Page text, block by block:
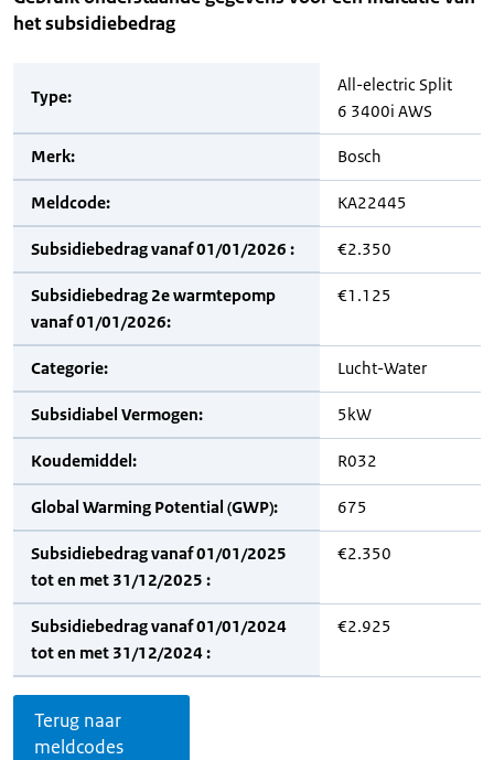
het subsidiebedrag
Type:
All-electric Split
6 3400i AWS
Merk: Bosch
Meldcode: KA22445
Subsidiebedrag vanaf 01/01/2026 : €2.350
Subsidiebedrag 2e warmtepomp
vanaf 01/01/2026:
€1.125
Categorie: Lucht-Water
Subsidiabel Vermogen: 5kW
Koudemiddel: R032
Global Warming Potential (GWP): 675
Subsidiebedrag vanaf 01/01/2025
tot en met 31/12/2025 :
€2.350
Subsidiebedrag vanaf 01/01/2024
tot en met 31/12/2024 :
€2.925
Terug naar
meldcodes